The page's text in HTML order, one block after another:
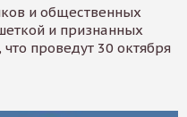
и общественных
и признанных
проведут 30 октября